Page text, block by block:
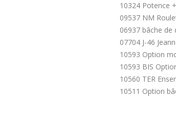
10324 Potence
09537 NM
06937 bâche de
07704 J-46
10593 Option
10593 BIS
10560 TER
10511 Option